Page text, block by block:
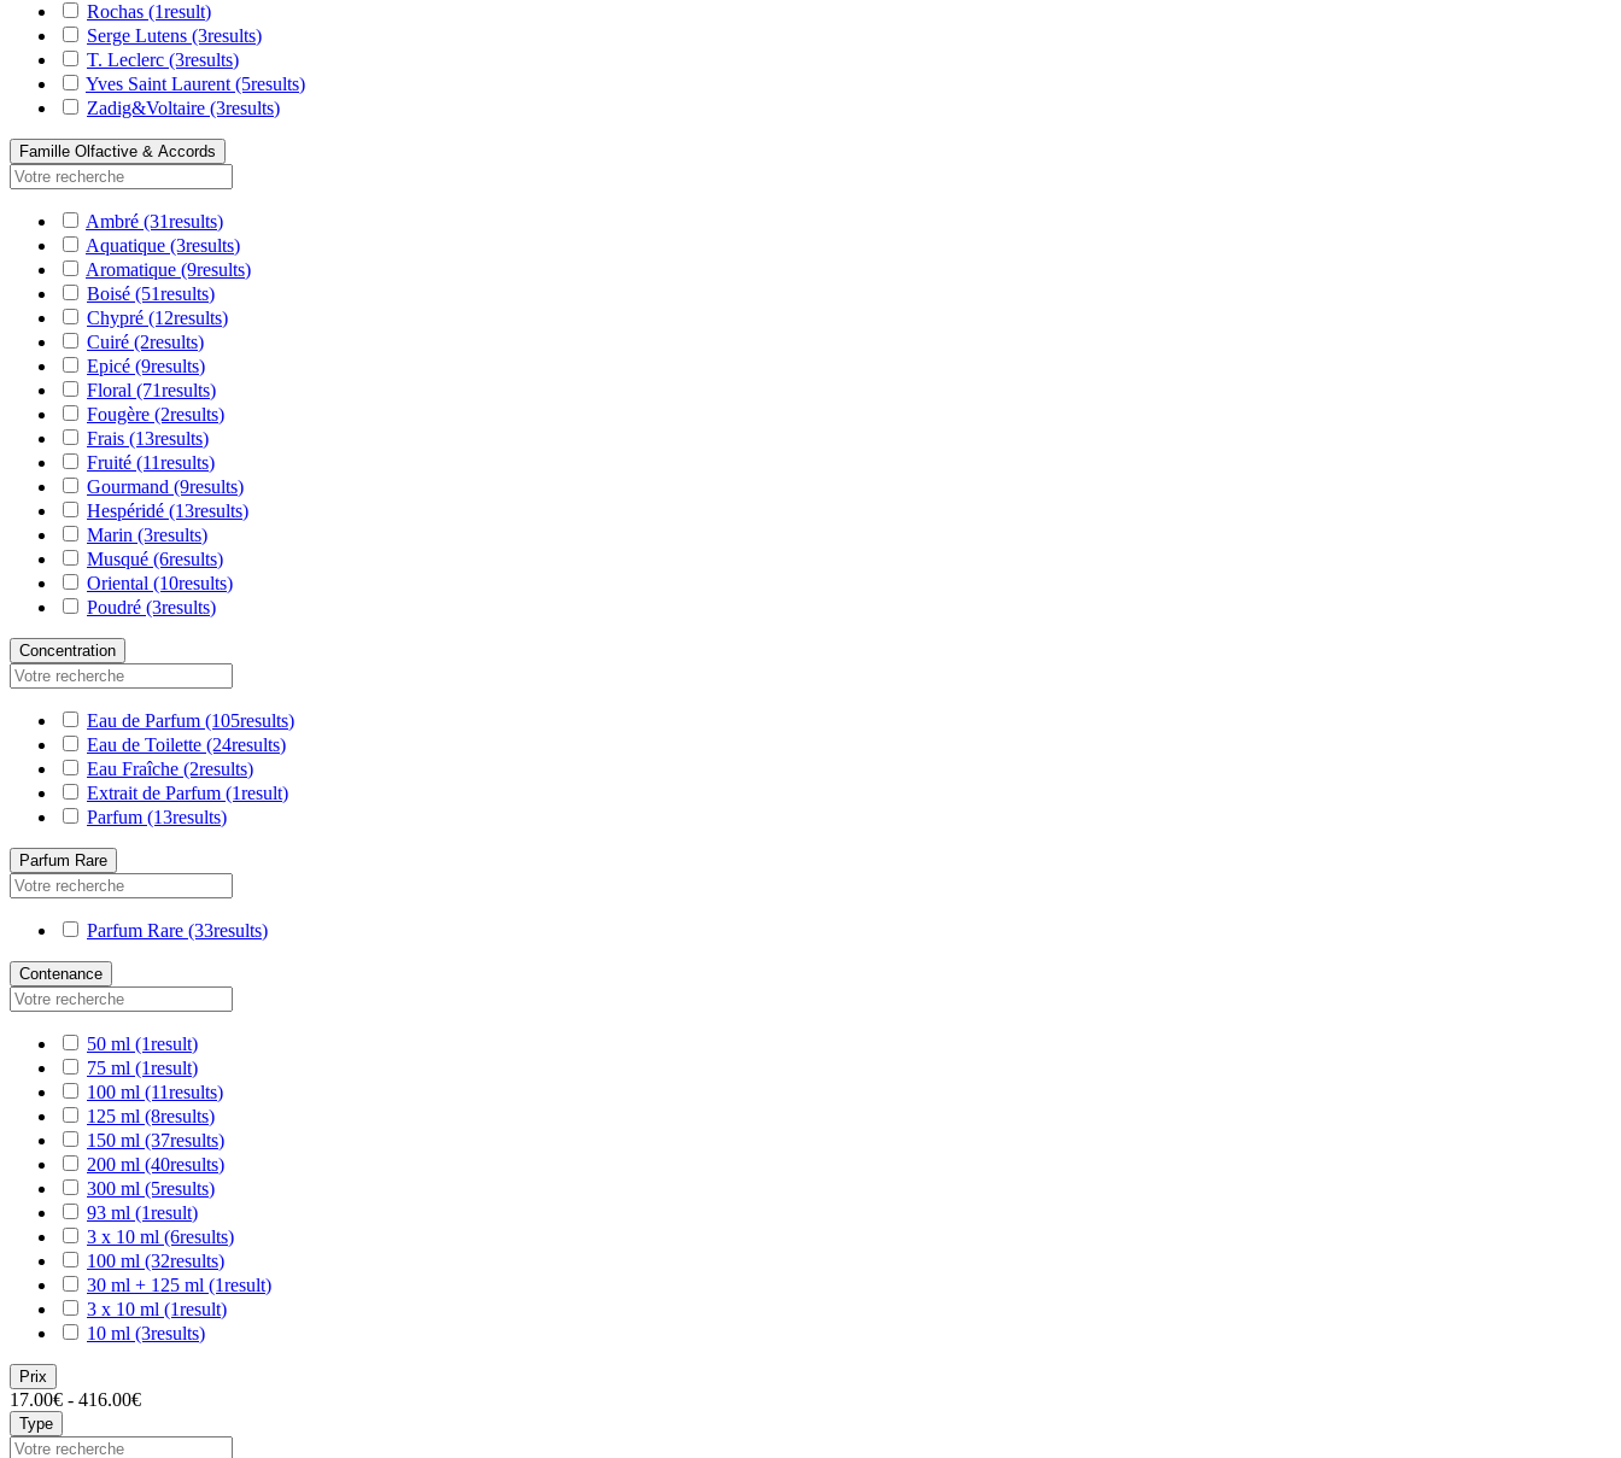
Rochas (1result)
Serge Lutens (3results)
T. Leclerc (3results)
Yves Saint Laurent (5results)
Zadig&Voltaire (3results)
Famille Olfactive & Accords
Ambré (31results)
Aquatique (3results)
Aromatique (9results)
Boisé (51results)
Chypré (12results)
Cuiré (2results)
Epicé (9results)
Floral (71results)
Fougère (2results)
Frais (13results)
Fruité (11results)
Gourmand (9results)
Hespéridé (13results)
Marin (3results)
Musqué (6results)
Oriental (10results)
Poudré (3results)
Concentration
Eau de Parfum (105results)
Eau de Toilette (24results)
Eau Fraîche (2results)
Extrait de Parfum (1result)
Parfum (13results)
Parfum Rare
Parfum Rare (33results)
Contenance
50 ml (1result)
75 ml (1result)
100 ml (11results)
125 ml (8results)
150 ml (37results)
200 ml (40results)
300 ml (5results)
93 ml (1result)
3 x 10 ml (6results)
100 ml (32results)
30 ml + 125 ml (1result)
3 x 10 ml (1result)
10 ml (3results)
Prix
17.00€ - 416.00€
Type